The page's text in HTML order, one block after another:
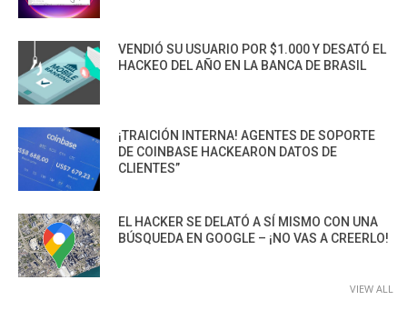
VENDIÓ SU USUARIO POR $1.000 Y DESATÓ EL
HACKEO DEL AÑO EN LA BANCA DE BRASIL
¡TRAICIÓN INTERNA! AGENTES DE SOPORTE
DE COINBASE HACKEARON DATOS DE
CLIENTES”
EL HACKER SE DELATÓ A SÍ MISMO CON UNA
BÚSQUEDA EN GOOGLE – ¡NO VAS A CREERLO!
VIEW ALL